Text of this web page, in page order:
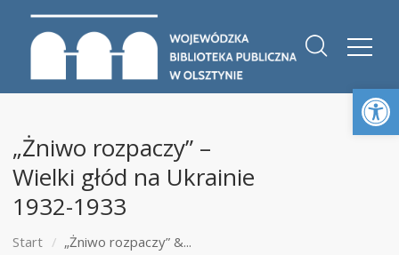
„Żniwo rozpaczy” –
Wielki głód na Ukrainie
1932-1933
Start „Żniwo rozpaczy” &...